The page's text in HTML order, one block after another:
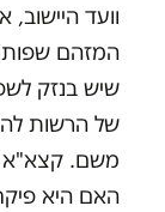
וועד היישוב,
המזהם
שיש בנזק
של הרשות
משם. קצא"א
האם היא